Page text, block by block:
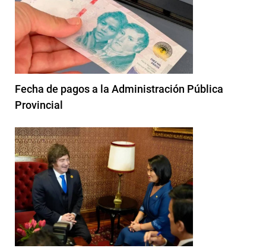
Fecha de pagos a la Administración Pública
Provincial